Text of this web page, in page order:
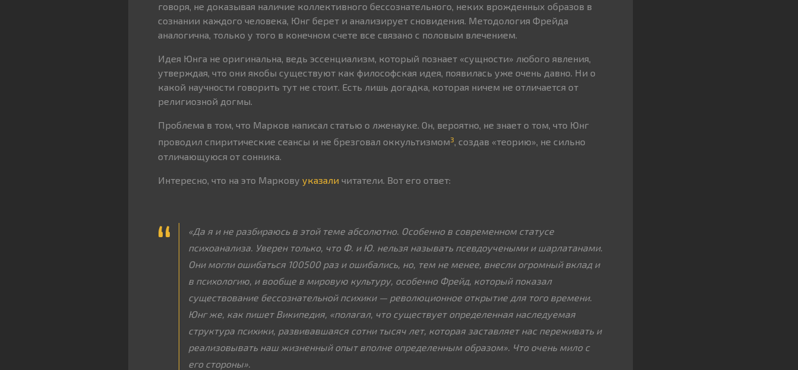
говоря, не доказывая наличие коллективного бессознательного, неких врожденных образов в
сознании каждого человека, Юнг берет и анализирует сновидения. Методология Фрейда
аналогична, только у того в конечном счете все связано с половым влечением.
Идея Юнга не оригинальна, ведь эссенциализм, который познает «сущности» любого явления,
утверждая, что они якобы существуют как философская идея, появилась уже очень давно. Ни о
какой научности говорить тут не стоит. Есть лишь догадка, которая ничем не отличается от
религиозной догмы.
Проблема в том, что Марков написал статью о лженауке. Он, вероятно, не знает о том, что Юнг
проводил спиритические сеансы и не брезговал оккультизмом3, создав «теорию», не сильно
отличающуюся от сонника.
Интересно, что на это Маркову указали читатели. Вот его ответ:
«Да я и не разбираюсь в этой теме абсолютно. Особенно в современном статусе
психоанализа. Уверен только, что Ф. и Ю. нельзя называть псевдоучеными и шарлатанами.
Они могли ошибаться 100500 раз и ошибались, но, тем не менее, внесли огромный вклад и
в психологию, и вообще в мировую культуру, особенно Фрейд, который показал
существование бессознательной психики — революционное открытие для того времени.
Юнг же, как пишет Википедия, «полагал, что существует определенная наследуемая
структура психики, развивавшаяся сотни тысяч лет, которая заставляет нас переживать и
реализовывать наш жизненный опыт вполне определенным образом». Что очень мило с
его стороны»